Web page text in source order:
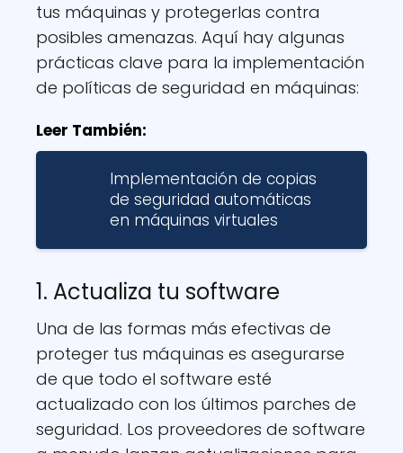
tus máquinas y protegerlas contra
posibles amenazas. Aquí hay algunas
prácticas clave para la implementación
de políticas de seguridad en máquinas:
Leer También:
Implementación de copias
de seguridad automáticas
en máquinas virtuales
1. Actualiza tu software
Una de las formas más efectivas de
proteger tus máquinas es asegurarse
de que todo el software esté
actualizado con los últimos parches de
seguridad. Los proveedores de software